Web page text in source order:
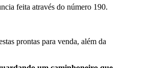
feita através do número 190.
prontas para venda, além da